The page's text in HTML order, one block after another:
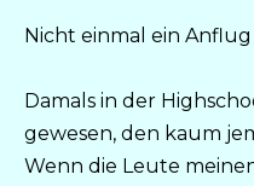
Nicht einmal ein
Damals in der
gewesen, den kaum
Wenn die Leute